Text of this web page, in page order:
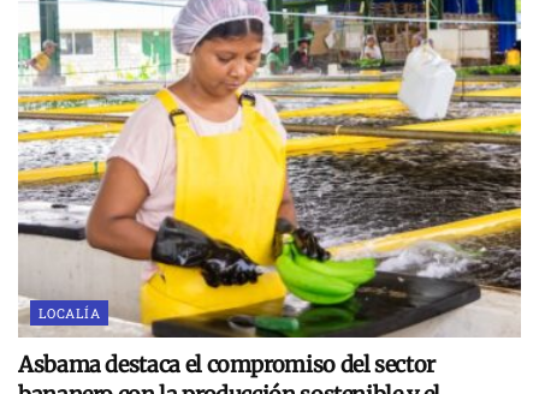
LOCALÍA
Asbama destaca el compromiso del sector